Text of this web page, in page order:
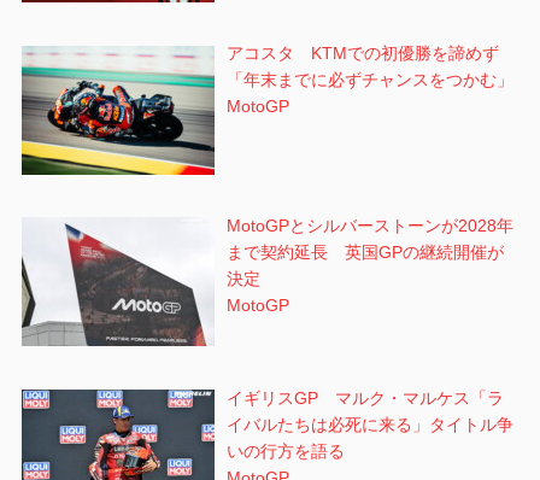
アコスタ KTMでの初優勝を諦めず
「年末までに必ずチャンスをつかむ」
MotoGP
MotoGPとシルバーストーンが2028年
まで契約延長 英国GPの継続開催が
決定
MotoGP
イギリスGP マルク・マルケス「ラ
イバルたちは必死に来る」タイトル争
いの行方を語る